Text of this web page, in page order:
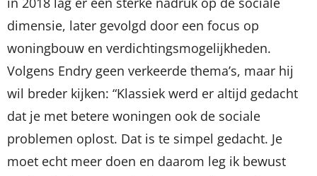
dimensie, later gevolgd door een focus op
woningbouw en verdichtingsmogelijkheden.
Volgens Endry geen verkeerde thema’s, maar hij
wil breder kijken: “Klassiek werd er altijd gedacht
dat je met betere woningen ook de sociale
problemen oplost. Dat is te simpel gedacht. Je
moet echt meer doen en daarom leg ik bewust